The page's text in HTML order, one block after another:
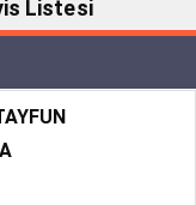
Listesi